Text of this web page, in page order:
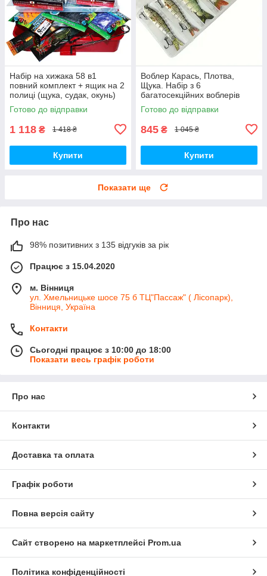
Набір на хижака 58 в1
повний комплект + ящик на 2
полиці (щука, судак, окунь)
Готово до відправки
1 118 ₴ 1 418 ₴
Купити
Воблер Карась, Плотва,
Щука. Набір з 6
багатосекційних воблерів
Готово до відправки
845 ₴ 1 045 ₴
Купити
Показати ще
Про нас
98% позитивних з 135 відгуків за рік
Працює з 15.04.2020
м. Вінниця
ул. Хмельницьке шосе 75 б ТЦ"Пассаж" ( Лісопарк),
Вінниця, Україна
Контакти
Сьогодні працює з 10:00 до 18:00
Показати весь графік роботи
Про нас
Контакти
Доставка та оплата
Графік роботи
Повна версія сайту
Сайт створено на маркетплейсі Prom.ua
Політика конфіденційності